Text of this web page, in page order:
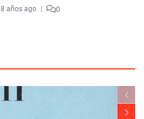
8 años ago 0